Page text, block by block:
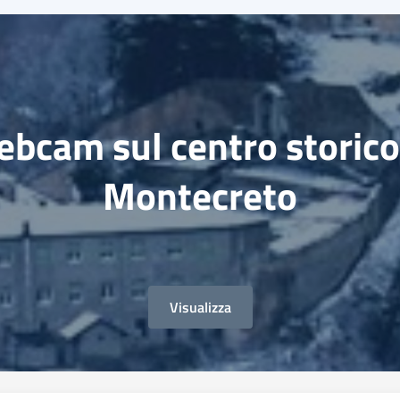
sul centro
Montecreto
Visualizza